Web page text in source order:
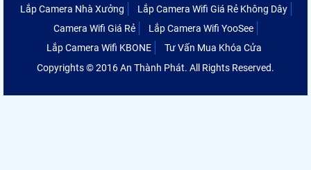
Lắp Camera Nhà Xưởng
Lắp Camera Wifi Giá Rẻ Không Dây
Camera Wifi Giá Rẻ
Lắp Camera Wifi YooSee
Lắp Camera Wifi KBONE
Tư Vấn Mua Khóa Cửa
Copyrights © 2016 An Thành Phát. All Rights Reserved.